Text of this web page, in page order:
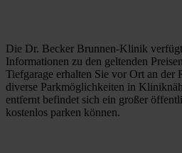
Die Dr. Becker Brunnen-Klinik
Informationen zu den geltenden
Tiefgarage erhalten Sie vor Ort an der
diverse Parkmöglichkeiten in
entfernt befindet sich ein großer
kostenlos parken können.